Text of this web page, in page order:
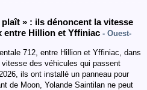
» : ils dénoncent la vitesse
entre Hillion et Yffiniac - Ouest-
712, entre Hillion et Yffiniac, dans
vitesse des véhicules qui passent
ils ont installé un panneau pour
de Moon, Yolande Saintilan ne peut